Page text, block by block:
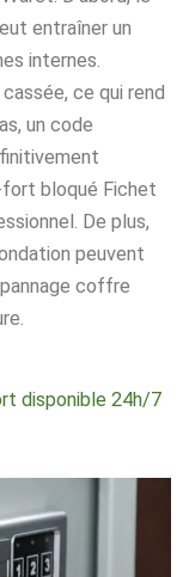
entraîner un
internes.
ce qui rend
un code
fort bloqué Fichet
De plus,
peuvent
coffre
disponible 24h/7